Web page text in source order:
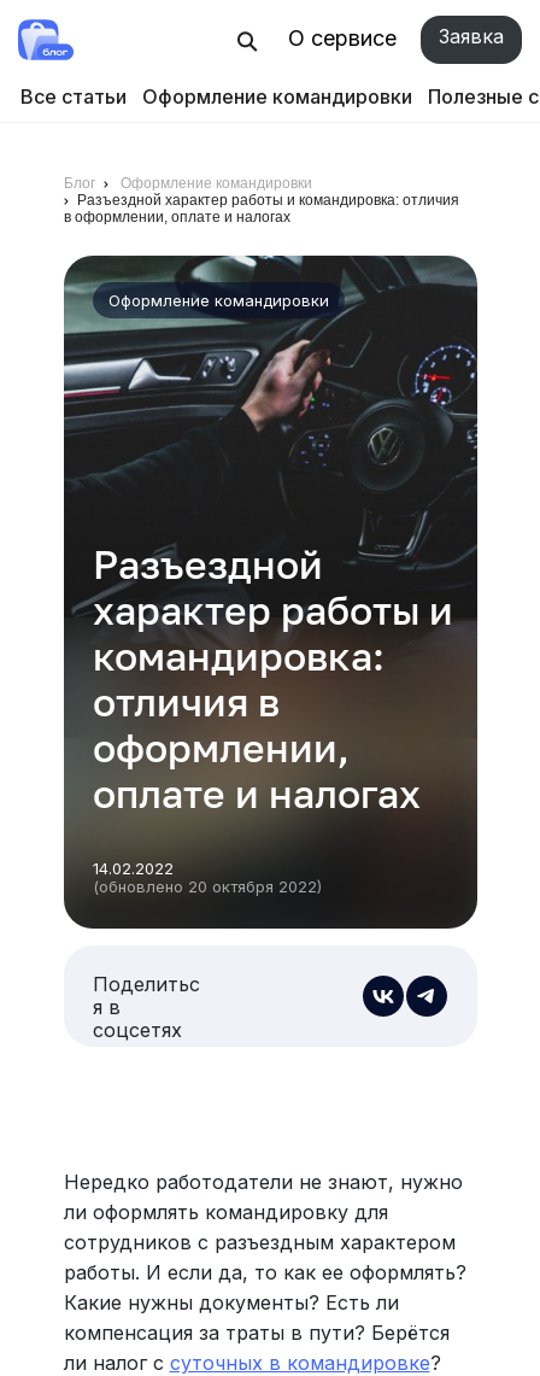
О сервисе Заявка
Все статьи Оформление командировки Полезные
Блог
Оформление командировки
Разъездной характер работы и командировка: отличия
в оформлении, оплате и налогах
Оформление командировки
Разъездной
характер работы и
командировка:
отличия в
оформлении,
оплате и налогах
14.02.2022
(обновлено 20 октября 2022)
Поделитьс
я в
соцсетях
Нередко работодатели не знают, нужно
ли оформлять командировку для
сотрудников с разъездным характером
работы. И если да, то как ее оформлять?
Какие нужны документы? Есть ли
компенсация за траты в пути? Берётся
ли налог с суточных в командировке?